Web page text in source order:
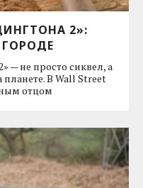
2»:
— не просто сиквел, а
В Wall Street
отцом